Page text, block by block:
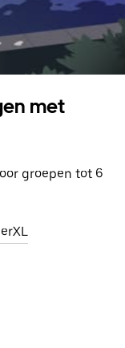
met
groepen tot 6